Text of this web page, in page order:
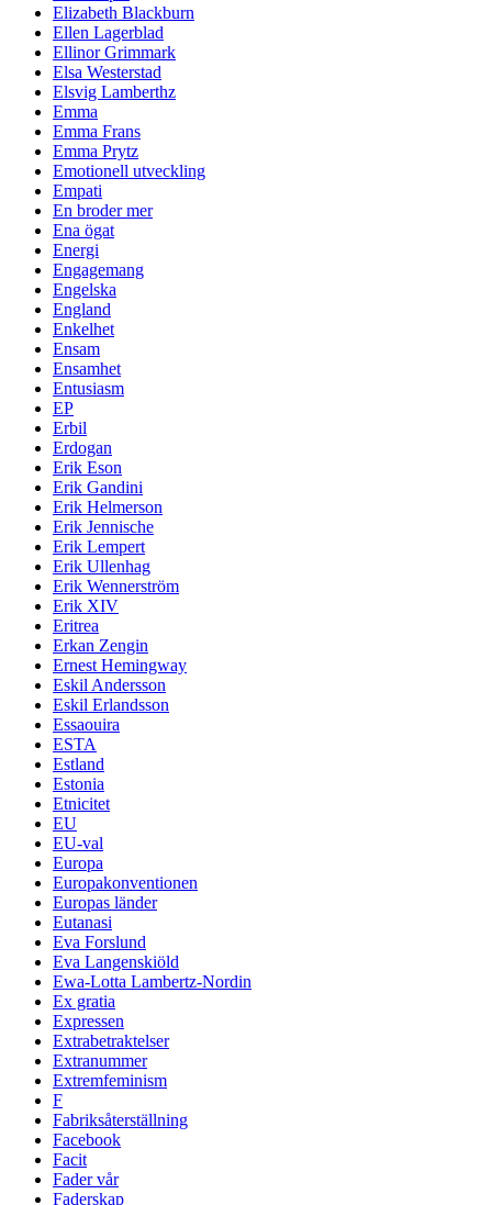
Elizabeth Blackburn
Ellen Lagerblad
Ellinor Grimmark
Elsa Westerstad
Elsvig Lamberthz
Emma
Emma Frans
Emma Prytz
Emotionell utveckling
Empati
En broder mer
Ena ögat
Energi
Engagemang
Engelska
England
Enkelhet
Ensam
Ensamhet
Entusiasm
EP
Erbil
Erdogan
Erik Eson
Erik Gandini
Erik Helmerson
Erik Jennische
Erik Lempert
Erik Ullenhag
Erik Wennerström
Erik XIV
Eritrea
Erkan Zengin
Ernest Hemingway
Eskil Andersson
Eskil Erlandsson
Essaouira
ESTA
Estland
Estonia
Etnicitet
EU
EU-val
Europa
Europakonventionen
Europas länder
Eutanasi
Eva Forslund
Eva Langenskiöld
Ewa-Lotta Lambertz-Nordin
Ex gratia
Expressen
Extrabetraktelser
Extranummer
Extremfeminism
F
Fabriksåterställning
Facebook
Facit
Fader vår
Faderskap